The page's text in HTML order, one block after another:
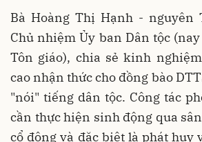
Bà Hoàng Thị Hạnh - nguyên
Chủ nhiệm Ủy ban Dân tộc
Tôn giáo), chia sẻ kinh
cao nhận thức cho đồng bào
"nói" tiếng dân tộc. Công tác
cần thực hiện sinh động qua
cổ động và đặc biệt là phát huy